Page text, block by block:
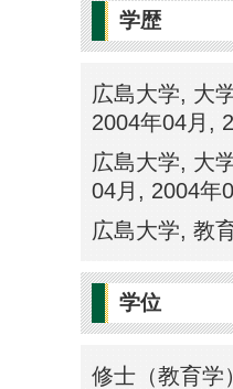
学歴
広島大学, 大
2004年04月,
広島大学, 大
04月, 2004年
広島大学, 教
学位
修士（教育